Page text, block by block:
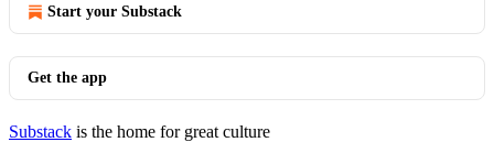
Start your Substack
Get the app
Substack is the home for great culture